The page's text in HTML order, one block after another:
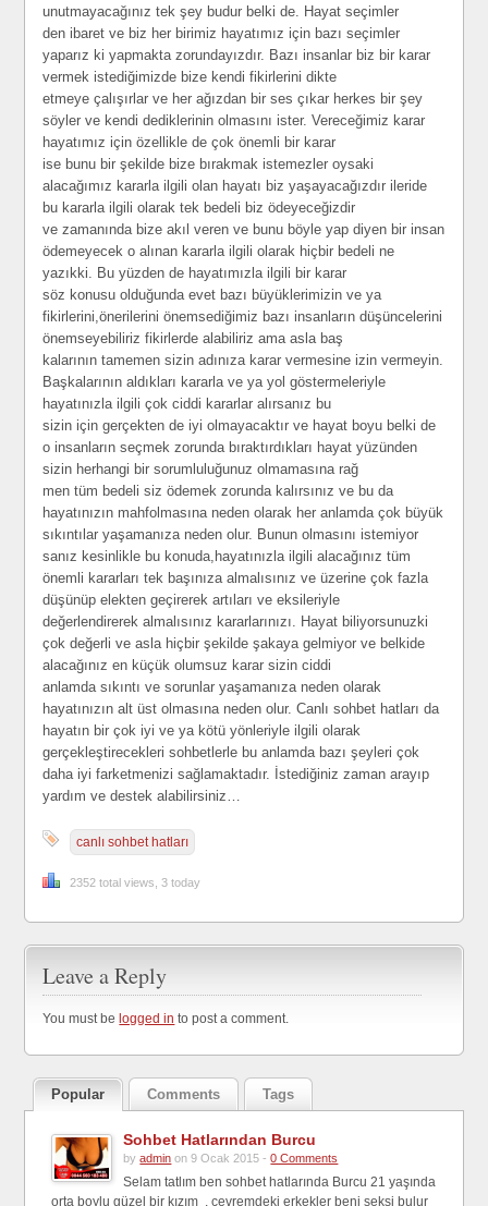
unutmayacağınız tek şey budur belki de. Hayat seçimler
den ibaret ve biz her birimiz hayatımız için bazı seçimler
yaparız ki yapmakta zorundayızdır. Bazı insanlar biz bir karar
vermek istediğimizde bize kendi fikirlerini dikte
etmeye çalışırlar ve her ağızdan bir ses çıkar herkes bir şey
söyler ve kendi dediklerinin olmasını ister. Vereceğimiz karar
hayatımız için özellikle de çok önemli bir karar
ise bunu bir şekilde bize bırakmak istemezler oysaki
alacağımız kararla ilgili olan hayatı biz yaşayacağızdır ileride
bu kararla ilgili olarak tek bedeli biz ödeyeceğizdir
ve zamanında bize akıl veren ve bunu böyle yap diyen bir insan
ödemeyecek o alınan kararla ilgili olarak hiçbir bedeli ne
yazıkki. Bu yüzden de hayatımızla ilgili bir karar
söz konusu olduğunda evet bazı büyüklerimizin ve ya
fikirlerini,önerilerini önemsediğimiz bazı insanların düşüncelerini
önemseyebiliriz fikirlerde alabiliriz ama asla baş
kalarının tamemen sizin adınıza karar vermesine izin vermeyin.
Başkalarının aldıkları kararla ve ya yol göstermeleriyle
hayatınızla ilgili çok ciddi kararlar alırsanız bu
sizin için gerçekten de iyi olmayacaktır ve hayat boyu belki de
o insanların seçmek zorunda bıraktırdıkları hayat yüzünden
sizin herhangi bir sorumluluğunuz olmamasına rağ
men tüm bedeli siz ödemek zorunda kalırsınız ve bu da
hayatınızın mahfolmasına neden olarak her anlamda çok büyük
sıkıntılar yaşamanıza neden olur. Bunun olmasını istemiyor
sanız kesinlikle bu konuda,hayatınızla ilgili alacağınız tüm
önemli kararları tek başınıza almalısınız ve üzerine çok fazla
düşünüp elekten geçirerek artıları ve eksileriyle
değerlendirerek almalısınız kararlarınızı. Hayat biliyorsunuzki
çok değerli ve asla hiçbir şekilde şakaya gelmiyor ve belkide
alacağınız en küçük olumsuz karar sizin ciddi
anlamda sıkıntı ve sorunlar yaşamanıza neden olarak
hayatınızın alt üst olmasına neden olur. Canlı sohbet hatları da
hayatın bir çok iyi ve ya kötü yönleriyle ilgili olarak
gerçekleştirecekleri sohbetlerle bu anlamda bazı şeyleri çok
daha iyi farketmenizi sağlamaktadır. İstediğiniz zaman arayıp
yardım ve destek alabilirsiniz…
canlı sohbet hatları
2352 total views, 3 today
Leave a Reply
You must be logged in to post a comment.
Popular Comments Tags
Sohbet Hatlarından Burcu
byadmin on 9 Ocak 2015 -0 Comments
Selam tatlım ben sohbet hatlarında Burcu 21 yaşında
orta boylu güzel bir kızım . çevremdeki erkekler beni seksi bulur